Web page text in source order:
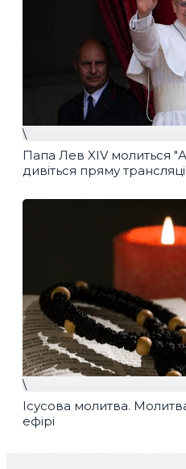
\
Папа Лев XIV молиться
дивіться пряму
\
Ісусова молитва.
ефірі